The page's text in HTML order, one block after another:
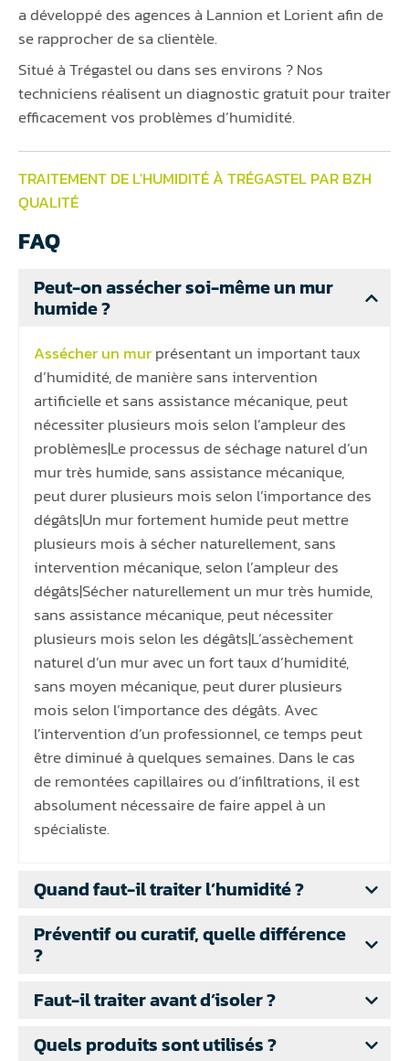
a développé des agences à Lannion et Lorient afin de
se rapprocher de sa clientèle.
Situé à Trégastel ou dans ses environs ? Nos
techniciens réalisent un diagnostic gratuit pour traiter
efficacement vos problèmes d’humidité.
TRAITEMENT DE L'HUMIDITÉ À TRÉGASTEL PAR BZH
QUALITÉ
FAQ
Peut-on assécher soi-même un mur
humide ?
Assécher un murprésentant un important taux
d’humidité, de manière sans intervention
artificielle et sans assistance mécanique, peut
nécessiter plusieurs mois selon l’ampleur des
problèmes|Le processus de séchage naturel d’un
mur très humide, sans assistance mécanique,
peut durer plusieurs mois selon l’importance des
dégâts|Un mur fortement humide peut mettre
plusieurs mois à sécher naturellement, sans
intervention mécanique, selon l’ampleur des
dégâts|Sécher naturellement un mur très humide,
sans assistance mécanique, peut nécessiter
plusieurs mois selon les dégâts|L’assèchement
naturel d’un mur avec un fort taux d’humidité,
sans moyen mécanique, peut durer plusieurs
mois selon l’importance des dégâts. Avec
l’intervention d’un professionnel, ce temps peut
être diminué à quelques semaines. Dans le cas
de remontées capillaires ou d’infiltrations, il est
absolument nécessaire de faire appel à un
spécialiste.
Quand faut-il traiter l’humidité ?
Préventif ou curatif, quelle différence
?
Faut-il traiter avant d’isoler ?
Quels produits sont utilisés ?